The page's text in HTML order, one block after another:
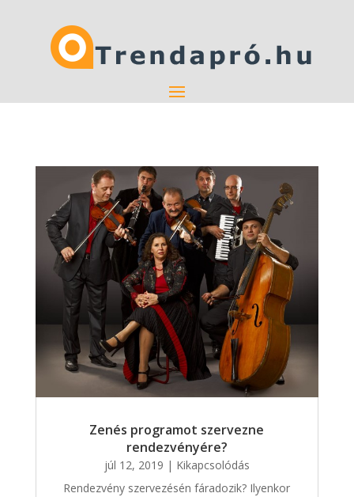
Zenés programot szervezne
rendezvényére?
júl 12, 2019 | Kikapcsolódás
Rendezvény szervezésén fáradozik? Ilyenkor